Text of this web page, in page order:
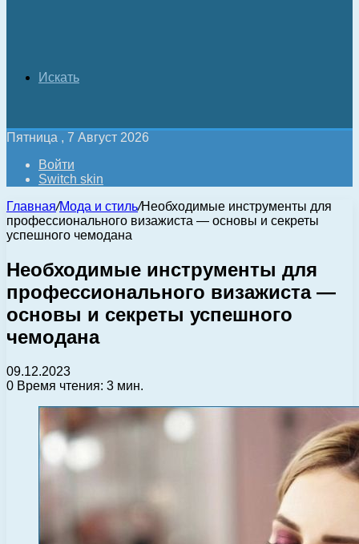
Искать
Пятница , 7 Август 2026
Войти
Switch skin
Главная/Мода и стиль/Необходимые инструменты для
профессионального визажиста — основы и секреты
успешного чемодана
Необходимые инструменты для
профессионального визажиста —
основы и секреты успешного
чемодана
09.12.2023
0 Время чтения: 3 мин.